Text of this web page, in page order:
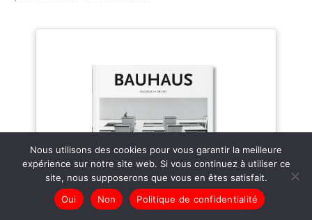
Nous utilisons des cookies pour vous garantir la meilleure
expérience sur notre site web. Si vous continuez à utiliser ce
site, nous supposerons que vous en êtes satisfait.
Oui
Non Politique de confidentialité